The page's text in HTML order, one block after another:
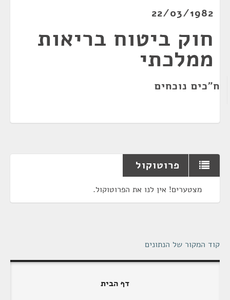
22/03/1982
חוק ביטוח בריאות
ממלכתי
ח"כים נוכחים
פרוטוקול
מצטערים! אין לנו את הפרוטוקול.
קוד המקור של הנתונים
דף הבית